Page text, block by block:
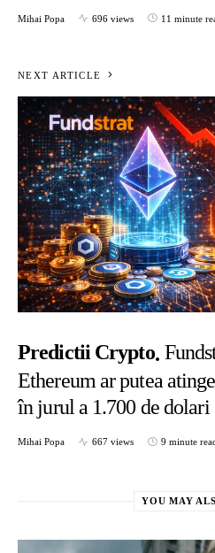
Mihai Popa 696 views 11 minute
NEXT ARTICLE
Predictii Crypto
Ethereum ar putea
în jurul a 1.700 de dolari
Mihai Popa 667 views 9 minute
YOU MAY